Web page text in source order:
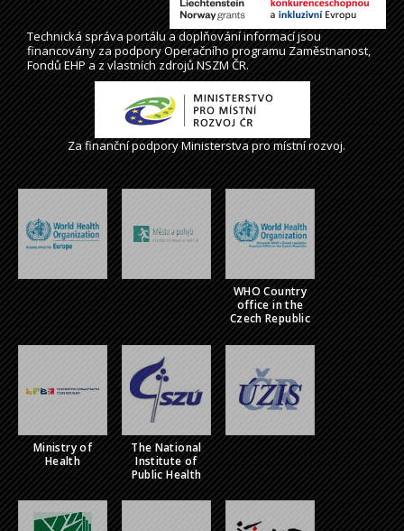
Technická správaportálua doplňování informací jsou
financovány za podpory Operačního programu Zaměstnanost,
Fondů EHP a z vlastních zdrojů NSZM ČR.
Za finanční podpory Ministerstva pro místní rozvoj.
WHO Country
office in the
Czech Republic
Ministry of
Health
The National
Institute of
Public Health